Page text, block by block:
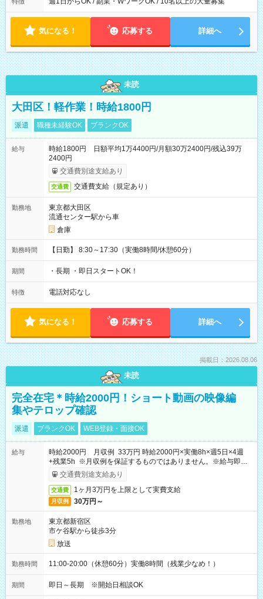
気になる！ 応募する 詳細へ
未読
大田区！軽作業！時給1800円
派遣 職種未経験OK ブランクOK
給与
時給1800円 日額平均1万4400円/月額30万2400円/残込39万
2400円
交通費別途支給あり
交通費 交通費支給（規定あり）
勤務地
東京都大田区
流通センター駅から車
倉庫
勤務時間 【日勤】 8:30～17:30（実働8時間/休憩60分）
期間 ・長期 ・即日スタートOK！
特徴 電話対応なし
気になる！ 応募する 詳細へ
掲載日：2026.08.06
未読
完全在宅＊時給2000円！ショート動画の映像編
集やテロップ確認
派遣 ブランクOK WEB登録・面接OK
給与
時給2000円 月収例 33万円 時給2000円×実働8h×週5日×4週
+残業5h ※月収例を保証するものではありません。※給与即受
取りサービス利用可（利用条件有）
交通費別途支給あり
交通費 1ヶ月3万円を上限として実費支給
月収例 30万円～
勤務地
東京都新宿区
市ケ谷駅から徒歩3分
放送
勤務時間 11:00-20:00（休憩60分）実働8時間（残業少なめ！）
期間 即日～長期 ※開始日相談OK